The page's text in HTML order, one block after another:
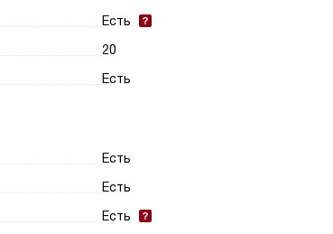
Есть
20
Есть
Есть
Есть
Есть